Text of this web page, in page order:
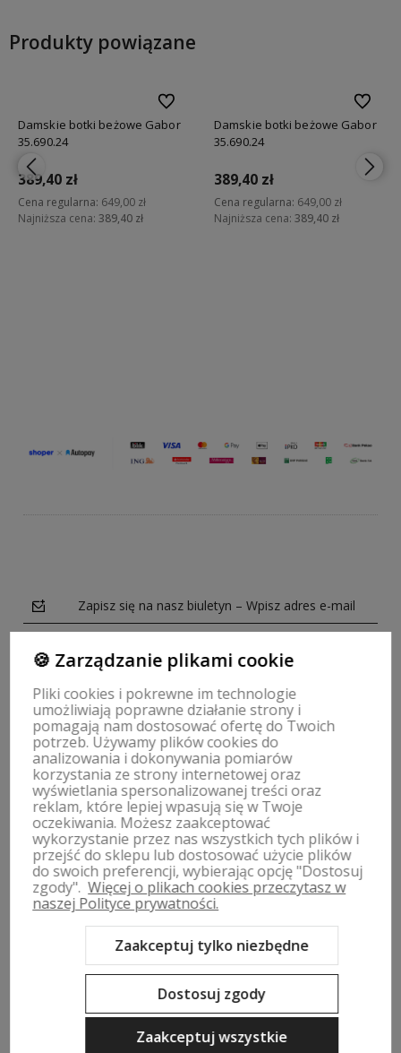
Produkty powiązane
Damskie botki beżowe Gabor
35.690.24
389,40 zł
Cena regularna: 649,00 zł
Najniższa cena: 389,40 zł
Do ulubionych
Damskie botki beżowe Gabor
35.690.24
389,40 zł
Cena regularna: 649,00 zł
Najniższa cena: 389,40 zł
Do
Zapisz się na nasz biuletyn – Wpisz adres e-mail
polityce prywatności
Obserwuj nas na
ZWROTY, WYMIANY | REGULAMIN
MOJE KONTO
PŁATNOŚCI I DOSTAWA
🍪 Zarządzanie plikami cookie
Pliki cookies i pokrewne im technologie
umożliwiają poprawne działanie strony i
pomagają nam dostosować ofertę do Twoich
potrzeb. Używamy plików cookies do
analizowania i dokonywania pomiarów
korzystania ze strony internetowej oraz
wyświetlania spersonalizowanej treści oraz
reklam, które lepiej wpasują się w Twoje
oczekiwania. Możesz zaakceptować
wykorzystanie przez nas wszystkich tych plików i
przejść do sklepu lub dostosować użycie plików
do swoich preferencji, wybierając opcję "Dostosuj
zgody". Więcej o plikach cookies przeczytasz w
naszej Polityce prywatności.
Zaakceptuj tylko niezbędne
Dostosuj zgody
Zaakceptuj wszystkie